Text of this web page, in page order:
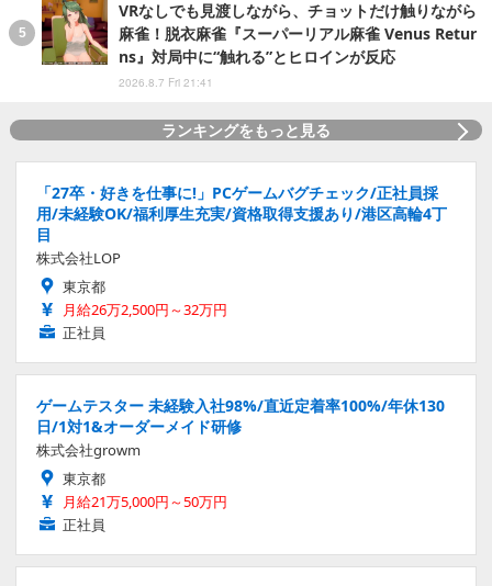
VRなしでも見渡しながら、チョットだけ触りながら
麻雀！脱衣麻雀『スーパーリアル麻雀 Venus Retur
ns』対局中に“触れる”とヒロインが反応
2026.8.7 Fri 21:41
ランキングをもっと見る
「27卒・好きを仕事に!」PCゲームバグチェック/正社員採
用/未経験OK/福利厚生充実/資格取得支援あり/港区高輪4丁
目
株式会社LOP
東京都
月給26万2,500円～32万円
正社員
ゲームテスター 未経験入社98%/直近定着率100%/年休130
日/1対1&オーダーメイド研修
株式会社growm
東京都
月給21万5,000円～50万円
正社員